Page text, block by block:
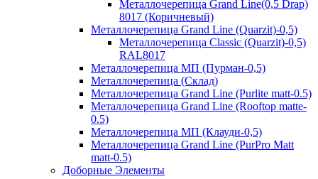
Металлочерепица Grand Line(0,5 Drap)
8017 (Коричневый)
Металлочерепица Grand Line (Quarzit)-0,5)
Металлочерепица Classic (Quarzit)-0,5)
RAL8017
Металлочерепица МП (Пурман-0,5)
Металлочерепица (Склад)
Металлочерепица Grand Line (Purlite matt-0.5)
Металлочерепица Grand Line (Rooftop matte-
0.5)
Металлочерепица МП (Клауди-0,5)
Металлочерепица Grand Line (PurPro Matt
matt-0.5)
Доборные Элементы